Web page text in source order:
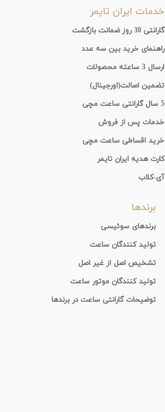
خدمات ایران تایمر
گارانتی 30 روز ضمانت بازگشت
راهنمای خرید بین سه عدد
ارسال 3 ساعته محصولات
تضمین اصالت(اورجینال)
5 سال گارانتی ساعت مچی
خدمات پس از فروش
خرید اقساطی ساعت مچی
کارت هدیه ایران تایمر
آی-کلاب
برندها
برندهای سوئیسی
تولید کنندگان ساعت
تشخیص اصل از غیر اصل
تولید کنندگان موتور ساعت
توضیحات گارانتی ساعت در برندها